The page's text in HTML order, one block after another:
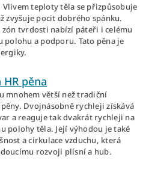
Vlivem teploty těla se přizpůsobuje
zvyšuje pocit dobrého spánku.
zón tvrdosti nabízí páteři i celému
a podporu. Tato pěna je
pěna
mnohem větší než tradiční
Dvojnásobně rychleji získává
a reaguje tak dvakrát rychleji na
polohy těla. Její výhodou je také
a cirkulace vzduchu, která
rozvoji plísní a hub.